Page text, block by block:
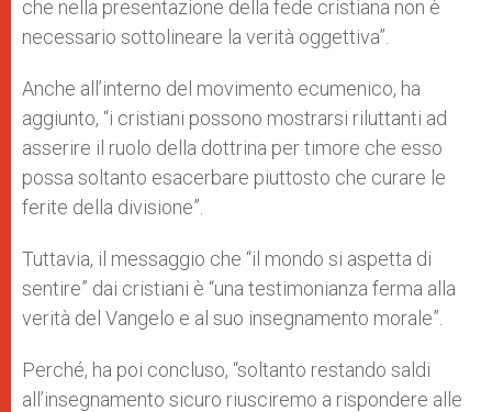
che nella presentazione della fede cristiana non è
necessario sottolineare la verità oggettiva”.
Anche all’interno del movimento ecumenico, ha
aggiunto, “i cristiani possono mostrarsi riluttanti ad
asserire il ruolo della dottrina per timore che esso
possa soltanto esacerbare piuttosto che curare le
ferite della divisione”.
Tuttavia, il messaggio che “il mondo si aspetta di
sentire” dai cristiani è “una testimonianza ferma alla
verità del Vangelo e al suo insegnamento morale”.
Perché, ha poi concluso, “soltanto restando saldi
all’insegnamento sicuro riusciremo a rispondere alle